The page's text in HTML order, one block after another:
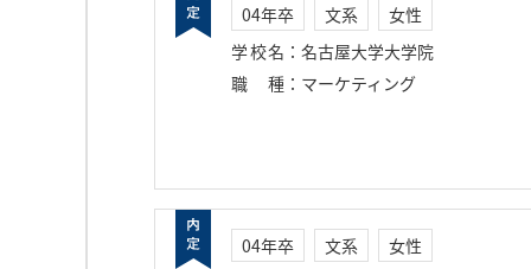
04年卒 文系
女性
学校名 ： 名古屋大学大学院
職種 ： マーケティング
04年卒 文系
女性